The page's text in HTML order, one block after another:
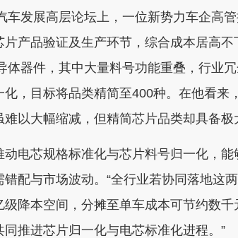
发展高层论坛上，一位新势力车企高管
产品验证及生产环节，综合成本居高
体器件，其中大量料号功能重叠，行业
化，目标将品类精简至400种。在他看来
以大幅缩减，但精简芯片品类却具备极
芯规格标准化与芯片料号归一化，能
配与市场波动。“全行业若协同落地这
降本空间，分摊至单车成本可节约数千
推进芯片归一化与电芯标准化进程。”